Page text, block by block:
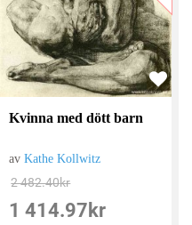
Kvinna med dött barn
avKathe Kollwitz
2 482.40kr
1 414.97 kr